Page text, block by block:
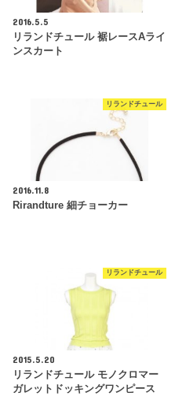
2016.5.5
リランドチュール 裾レースAライ
ンスカート
リランドチュール
2016.11.8
Rirandture 細チョーカー
リランドチュール
2015.5.20
リランドチュール モノクロマー
ガレットドッキングワンピース